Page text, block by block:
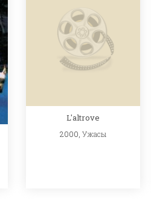
L'altrove
2000, Ужасы